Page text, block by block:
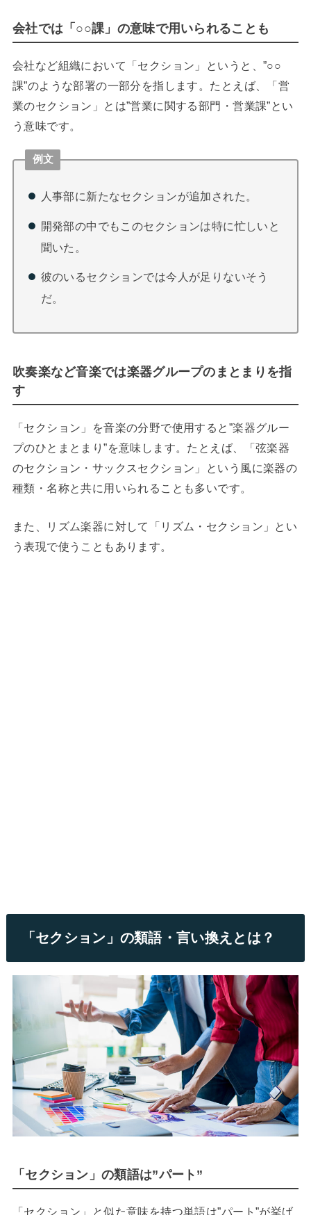
会社では「○○課」の意味で用いられることも
会社など組織において「セクション」というと、”○○
課”のような部署の一部分を指します。たとえば、「営
業のセクション」とは”営業に関する部門・営業課”とい
う意味です。
例文
人事部に新たなセクションが追加された。
開発部の中でもこのセクションは特に忙しいと
聞いた。
彼のいるセクションでは今人が足りないそう
だ。
吹奏楽など音楽では楽器グループのまとまりを指
す
「セクション」を音楽の分野で使用すると”楽器グルー
プのひとまとまり”を意味します。たとえば、「弦楽器
のセクション・サックスセクション」という風に楽器の
種類・名称と共に用いられることも多いです。
また、リズム楽器に対して「リズム・セクション」とい
う表現で使うこともあります。
「セクション」の類語・言い換えとは？
「セクション」の類語は”パート”
「セクション」と似た意味を持つ単語は”パート”が挙げ